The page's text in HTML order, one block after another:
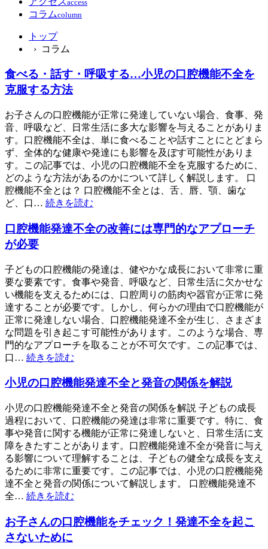
access
コラムcolumn
トップ
› コラム
食べる・話す・呼吸する…小児の口腔機能不全を
克服する方法
お子さんの口腔機能が正常に発達していない場合、食事、発
音、呼吸など、日常生活に多大な影響を与えることがありま
す。口腔機能不全は、単に食べることや話すことにとどまら
ず、全体的な健康や発達にも影響を及ぼす可能性がありま
す。この記事では、小児の口腔機能不全を克服するために、
どのような方法があるのかについて詳しく解説します。 口
腔機能不全とは？ 口腔機能不全とは、舌、唇、顎、歯な
ど、口… 続きを読む
口腔機能発達不全の改善には専門的なアプローチ
が必要
子どもの口腔機能の発達は、健やかな成長において非常に重
要な要素です。食事や発音、呼吸など、日常生活に欠かせな
い機能を支えるためには、口腔周りの筋肉や器官が正常に発
達することが必要です。しかし、何らかの理由で口腔機能が
正常に発達しない場合、口腔機能発達不全が生じ、さまざま
な問題を引き起こす可能性があります。このような場合、専
門的なアプローチを取ることが不可欠です。この記事では、
口… 続きを読む
小児の口腔機能発達不全と発音の関係を解説
小児の口腔機能発達不全と発音の関係を解説 子どもの成長
過程において、口腔機能の発達は非常に重要です。特に、食
事や発音に関する機能が正常に発達しないと、日常生活に支
障をきたすことがあります。口腔機能発達不全が発音に与え
る影響について理解することは、子どもの健全な成長を支え
るために非常に重要です。この記事では、小児の口腔機能発
達不全と発音の関係について解説します。 口腔機能発達不
全… 続きを読む
お子さんの口腔機能をチェック！発達不全を起こ
さないために